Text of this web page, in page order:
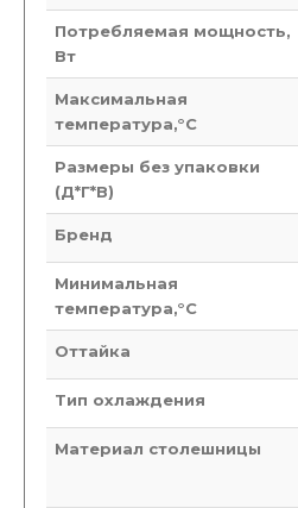
Потребляемая мощность,
Вт
Максимальная
температура,°C
Размеры без упаковки
(Д*Г*В)
Бренд
Минимальная
температура,°C
Оттайка
Тип охлаждения
Материал столешницы